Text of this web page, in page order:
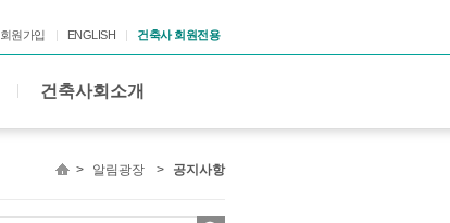
회원가입 ENGLISH 건축사 회원전용
건축사회소개
> 알림광장 > 공지사항